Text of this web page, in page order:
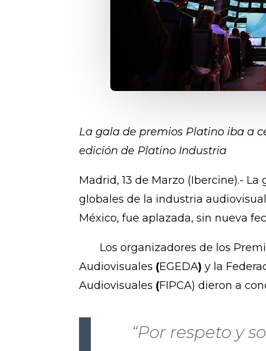
La gala de premios Platino iba a
edición de Platino Industria
Madrid, 13 de Marzo (Ibercine).-
globales de la industria
México, fue aplazada, sin nueva
Los organizadores de los
Audiovisuales (EGEDA) y la
Audiovisuales (FIPCA) dieron a
“Por respeto y